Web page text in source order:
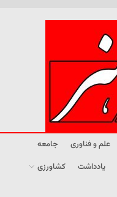
علم و فناوری
جامعه
یادداشت
کشاورزی